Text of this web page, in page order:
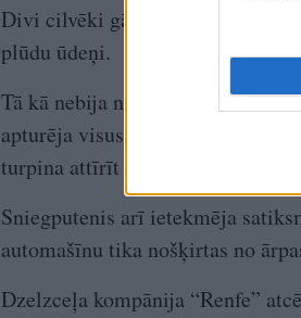
Divi cilvēki gājuši bojā Malagā,
plūdu ūdeņi.
Tā kā nebija nekādu pazīmju, ka
apturēja visus ienākošos un
turpina attīrīt skrejceļus no
Sniegputenis arī ietekmēja
automašīnu tika nošķirtas no
Dzelzceļa kompānija “Renfe”